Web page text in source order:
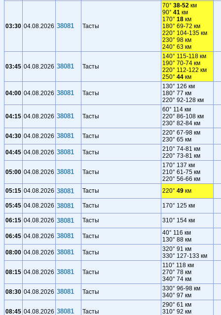
03:30 04.08.2026 38081 Тасты
70° 38-52 км
90° 41 км
170° 18 км
180° 69-72 км
220° 104-135 км
230° 98 км
240° 63 км
03:45 04.08.2026 38081 Тасты
140° 115-118 км
190° 70-74 км
220° 112-122 км
250° 44 км
04:00 04.08.2026 38081 Тасты
130° 126 км
180° 77 км
220° 92-128 км
04:15 04.08.2026 38081 Тасты
60° 114 км
220° 86-108 км
230° 82-84 км
04:30 04.08.2026 38081 Тасты
220° 67-98 км
230° 65 км
04:45 04.08.2026 38081 Тасты
210° 74-81 км
220° 73-81 км
05:00 04.08.2026 38081 Тасты
170° 137 км
210° 61-75 км
220° 56-66 км
05:15 04.08.2026 38081 Тасты 220° 49 км
05:45 04.08.2026 38081 Тасты 170° 125 км
06:15 04.08.2026 38081 Тасты 310° 154 км
06:45 04.08.2026 38081 Тасты
40° 116 км
130° 88 км
08:00 04.08.2026 38081 Тасты
320° 91 км
330° 127-133 км
08:15 04.08.2026 38081 Тасты
110° 118 км
270° 78 км
340° 74 км
08:30 04.08.2026 38081 Тасты
330° 96-98 км
340° 97 км
08:45 04.08.2026 38081 Тасты
290° 61 км
310° 92 км